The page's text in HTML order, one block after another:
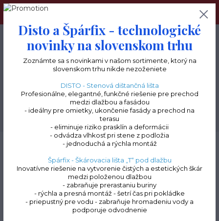
Navštívte tiež náš terceshop.sk, kde nájdete kompletný
+421 903 277 085
0
Terasové lišty a profily na terče | doplnky k profilom
Ukončovací profil „C" |
soklový profil | výška 110
mm | dĺžka 2000 mm
Disto a Špárfix - technologické
novinky na slovenskom trhu
Zoznámte sa s novinkami v našom sortimente, ktorý na
slovenskom trhu nikde nezoženiete
DISTO - Stenová dištančná lišta
Profesionálne, elegantné, funkčné riešenie pre prechod
medzi dlažbou a fasádou
- ideálny pre omietky, ukončenie fasády a prechod na
terasu
- eliminuje riziko prasklín a deformácii
- odvádza vlhkosť pri stene z podložia
- jednoduchá a rýchla montáž
Špárfix - Škárovacia lišta „T“ pod dlažbu
Inovatívne riešenie na vytvorenie čistých a estetických škár
medzi položenou dlažbou
- zabraňuje prerastaniu buriny
- rýchla a presná montáž - šetrí čas pri pokládke
- priepustný pre vodu - zabraňuje hromadeniu vody a
podporuje odvodnenie